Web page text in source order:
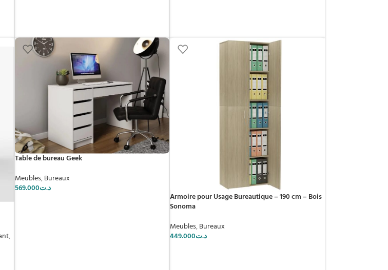
,
Table de bureau Geek
Meubles,Bureaux
د.ت569.000
Armoire pour Usage Bureautique – 190 cm – Bois
Sonoma
Meubles,Bureaux
د.ت449.000